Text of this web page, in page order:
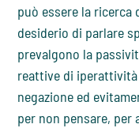
può essere la
desiderio di parlare
prevalgono la
reattive di
negazione ed
per non pensare, per